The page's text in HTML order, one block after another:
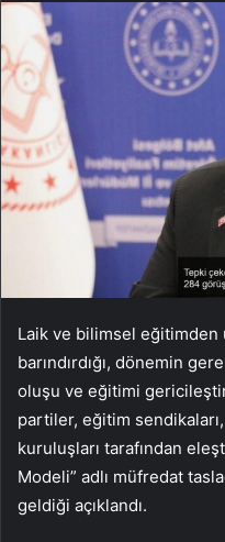
Laik ve bilimsel eğitimden
barındırdığı, dönemin
oluşu ve eğitimi
partiler, eğitim
kuruluşları tarafından
Modeli” adlı müfredat
geldiği açıklandı.